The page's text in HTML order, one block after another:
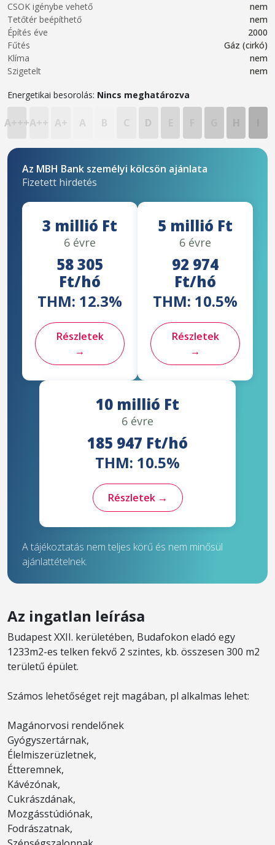
CSOK igénybe vehető
nem
Tetőtér beépíthető
nem
Építés éve
2000
Fűtés
Gáz (cirkó)
Klíma
nem
Szigetelt
nem
Energetikai besorolás: Nincs meghatározva
A+++A++ A+ A B C D
Az MBH Bank személyi kölcsön ajánlata
Fizetett hirdetés
3 millió Ft
6 évre
58 305
Ft/hó
THM: 12.3%
Részletek
→
5 millió Ft
6 évre
92 974
Ft/hó
THM: 10.5%
Részletek
→
10 millió Ft
6 évre
185 947 Ft/hó
THM: 10.5%
Részletek →
A tájékoztatás nem teljes körű és nem minősül
ajánlattételnek.
Az ingatlan leírása
Budapest XXII. kerületében, Budafokon eladó egy
1233m2-es telken fekvő 2 szintes, kb. összesen 300 m2
területű épület.
Számos lehetőséget rejt magában, pl alkalmas lehet:
Magánorvosi rendelőnek
Gyógyszertárnak,
Élelmiszerüzletnek,
Étteremnek,
Kávézónak,
Cukrászdának,
Mozgásstúdiónak,
Fodrászatnak,